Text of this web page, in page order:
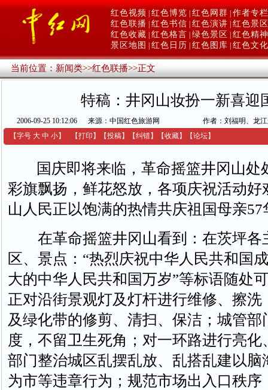
红色视频 红色博览 红色网群 作者专栏
红色联播 红色书信 红色演讲 红色景区
红色收藏 红色格言 绿色景区
红色精神
景区地图
红色日历 红色图库 红色文化
当前位置：新闻类>>红色联播>>正文
特稿：井冈山妆扮一新喜迎
2006-09-25 10:12:06 来源：中国红色旅游网
作者：刘福明、龙
【字号 大 中 小】 【打印 】 【投稿】 【纠错】 【收藏】 【论坛】
国庆即将来临，革命摇篮井冈山处
彩旗飘扬，鲜花怒放，各项庆祝活动好
山人民正以饱满的热情共庆祖国母亲57
在革命摇篮井冈山看到：在茨坪各
区、景点：“热烈庆祝中华人民共和国
大的中华人民共和国万岁”等标语随处
正对沿街景观灯及灯杆进行维修、擦洗
及绿化带的修剪、清扫、保洁；城管部
度，不留卫生死角；对一环路进行亮化
部门整治城区乱摆乱放、乱搭乱建以脑
为市等违章行为；规范市场出入口秩序